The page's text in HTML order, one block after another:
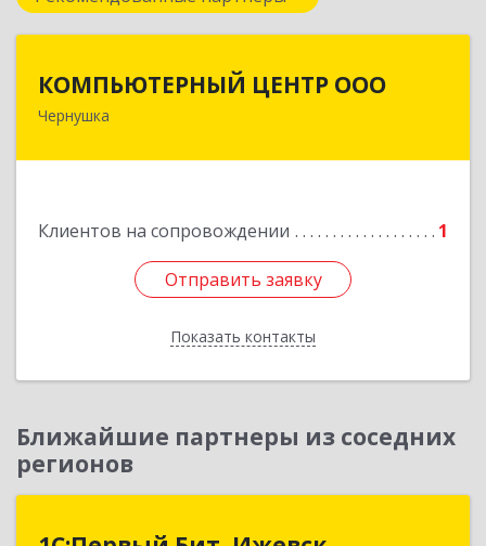
КОМПЬЮТЕРНЫЙ ЦЕНТР ООО
Чернушка
Клиентов на сопровождении 1
Отправить заявку
Показать контакты
КОМПЬЮТЕРНЫЙ ЦЕНТР ООО
Отправить заявку
Назад
Ближайшие партнеры из соседних
регионов
1С:Первый Бит, Ижевск